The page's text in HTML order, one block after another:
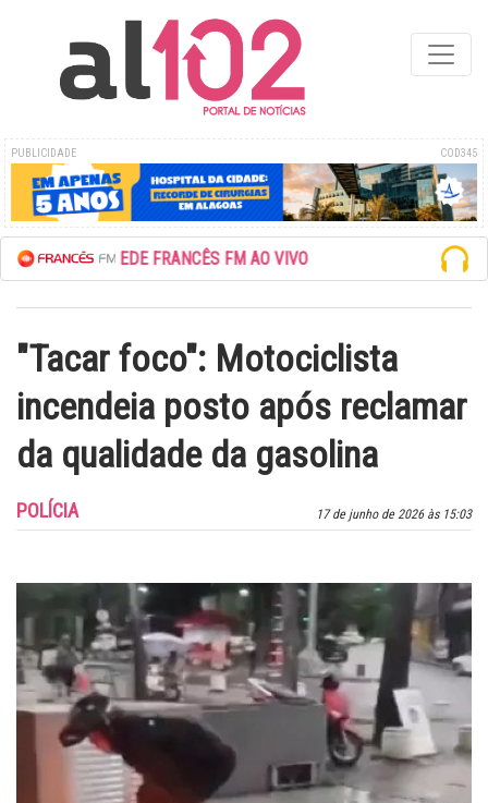
PUBLICIDADE COD345
ESCUTE A REDE FRANCÊS FM AO VIVO
"Tacar foco": Motociclista
incendeia posto após reclamar
da qualidade da gasolina
17 de junho de 2026 às 15:03
POLÍCIA